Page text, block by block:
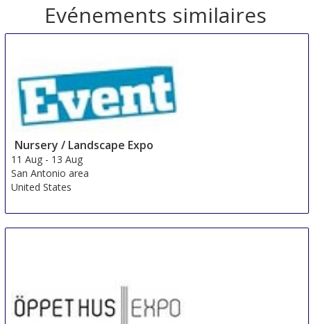
Evénements similaires
Nursery / Landscape Expo
11 Aug - 13 Aug
San Antonio area
United States